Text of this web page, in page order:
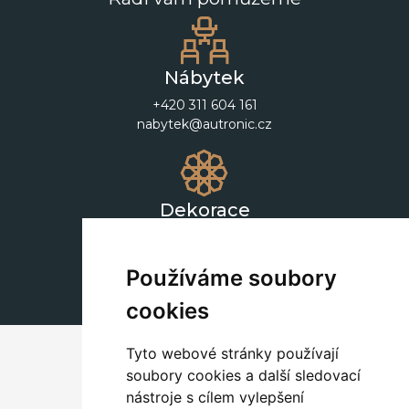
Používáme soubory
cookies
Tyto webové stránky používají
soubory cookies a další sledovací
nástroje s cílem vylepšení
Nábytek
+420 311 604 161
nabytek@autronic.cz
Dekorace